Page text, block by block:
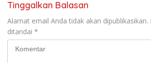
Tinggalkan Balasan
Alamat email Anda tidak akan dipublikasikan.
ditandai *